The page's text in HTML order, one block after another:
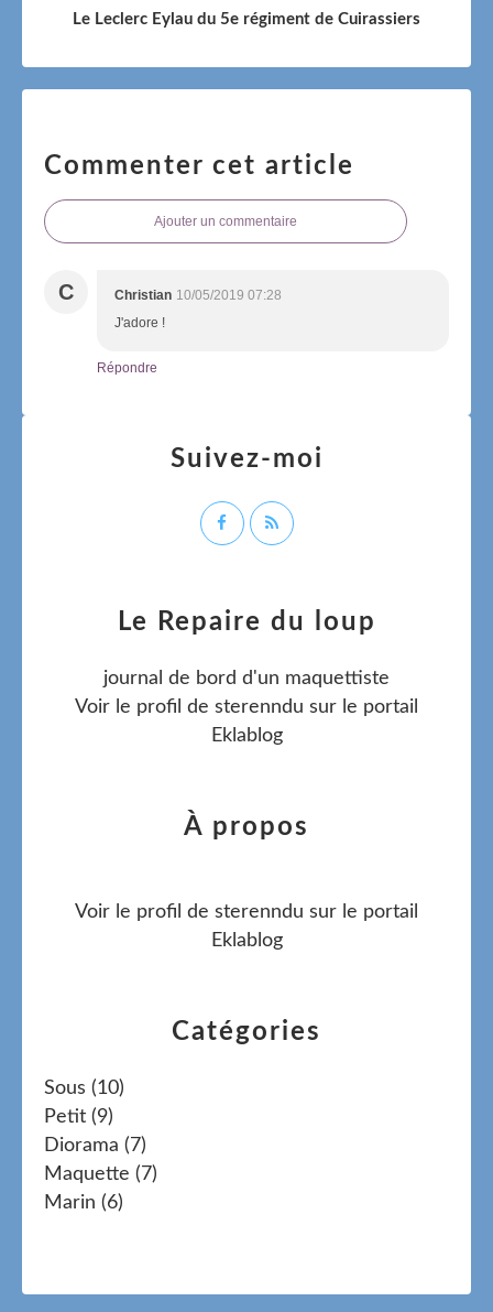
Le Leclerc Eylau du 5e régiment de Cuirassiers
Commenter cet article
Ajouter un commentaire
C Christian 10/05/2019 07:28
J'adore !
Répondre
Catégories
Sous (10)
Petit (9)
Diorama (7)
Maquette (7)
Marin (6)
Le Repaire du loup
journal de bord d'un maquettiste
Voir le profil de sterenndu sur le portail
Eklablog
Suivez-moi
À propos
Voir le profil de sterenndu sur le portail
Eklablog